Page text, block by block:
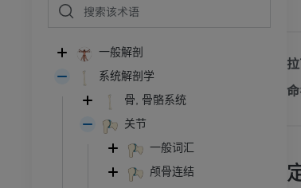
一般解剖
系统解剖学
骨, 骨骼系统
关节
一般词汇
颅骨连结